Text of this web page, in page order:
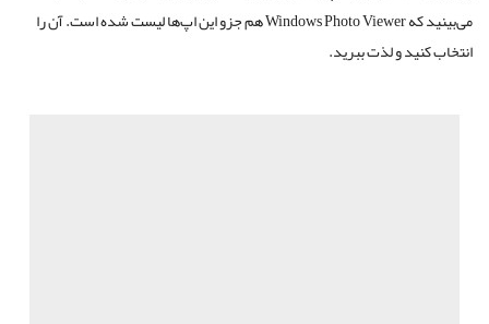
می‌بینید که Windows Photo Viewer هم جزو این اپ‌ها لیست شده است. آن را
انتخاب کنید و لذت ببرید.